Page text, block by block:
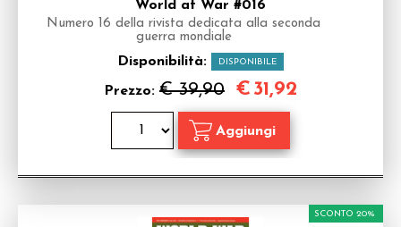
World at War #016
Numero 16 della rivista dedicata alla seconda
guerra mondiale
Disponibilità: DISPONIBILE
Prezzo: € 39,90 € 31,92
SCONTO 20%